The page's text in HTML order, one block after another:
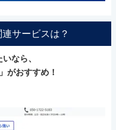
サービスは？
なら、
がおすすめ！